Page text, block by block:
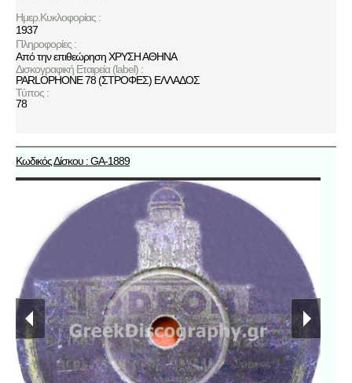
Ημερ.Κυκλοφορίας :
1937
Πληροφορίες :
Από την επιθεώρηση ΧΡΥΣΗ ΑΘΗΝΑ
Δισκογραφική Εταιρεία (label) :
PARLOPHONE 78 (ΣΤΡΟΦΕΣ) ΕΛΛΑΔΟΣ
Τύπος :
78
Κωδικός Δίσκου : GA-1889